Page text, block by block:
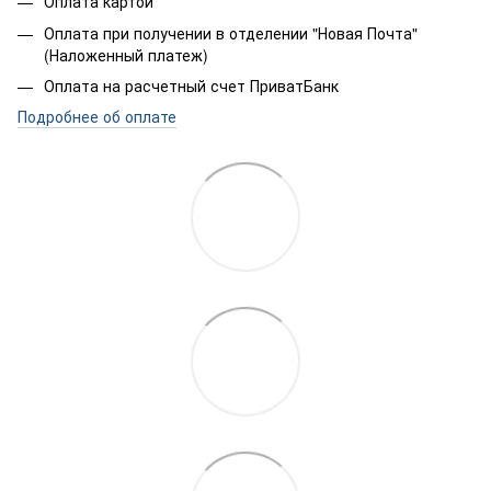
Оплата при получении в отделении "Новая Почта"
(Наложенный платеж)
Оплата на расчетный счет ПриватБанк
Подробнее об оплате